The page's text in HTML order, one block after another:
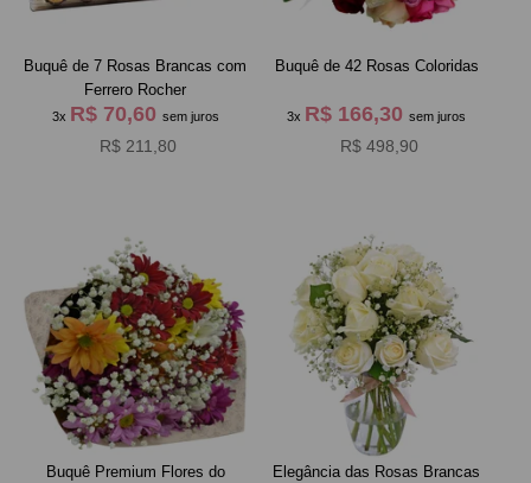
Buquê de 7 Rosas Brancas com
Ferrero Rocher
3x R$ 70,60 sem juros
R$ 211,80
Buquê de 42 Rosas Coloridas
3x R$ 166,30sem juros
R$ 498,90
Buquê Premium Flores do
Elegância das Rosas Brancas